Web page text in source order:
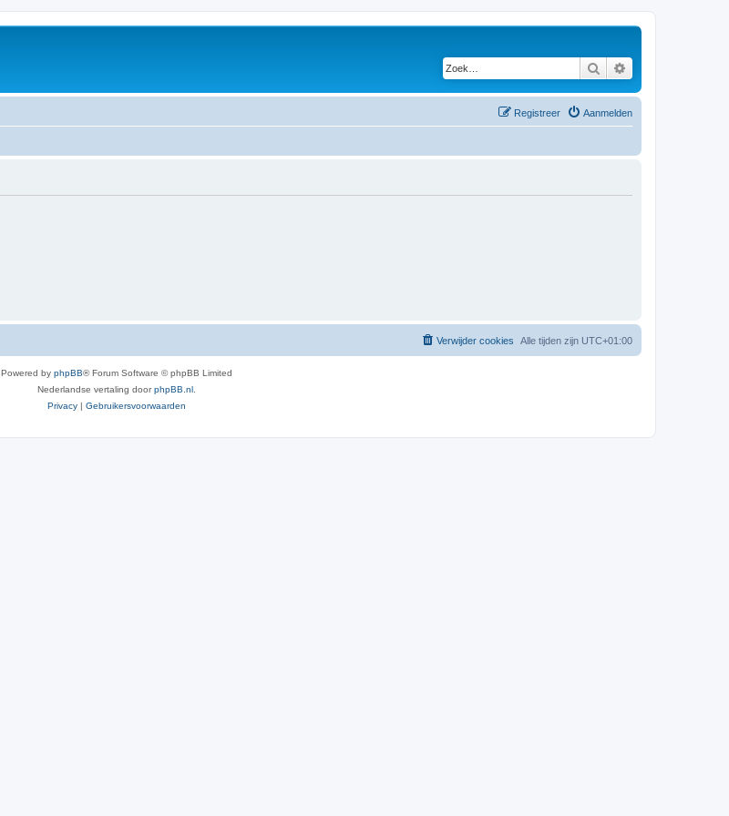
Zoek
Aanmelden
Registreer
Alle tijden zijn UTC+01:00
Verwijder cookies
Powered by phpBB® Forum Software © phpBB Limited
Nederlandse vertaling doorphpBB.nl
Privacy | Gebruikersvoorwaarden